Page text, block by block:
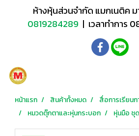
ห้างหุ้นส่วนจำกัด แมกเนติค ม
0819284289 | เวลาทำการ
หน้าแรก สินค้าทั้งหมด
สื่อการเรียน
หมวดตุ๊กตาและหุ่นกระบอก
หุ่นมือ ชุ